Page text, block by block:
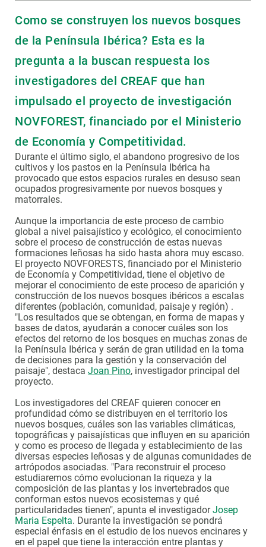
Como se construyen los nuevos bosques
de la Península Ibérica? Esta es la
pregunta a la buscan respuesta los
investigadores del CREAF que han
impulsado el proyecto de investigación
NOVFOREST, financiado por el Ministerio
de Economía y Competitividad.
Durante el último siglo, el abandono progresivo de los
cultivos y los pastos en la Península Ibérica ha
provocado que estos espacios rurales en desuso sean
ocupados progresivamente por nuevos bosques y
matorrales.
Aunque la importancia de este proceso de cambio
global a nivel paisajístico y ecológico, el conocimiento
sobre el proceso de construcción de estas nuevas
formaciones leñosas ha sido hasta ahora muy escaso.
El proyecto NOVFORESTS, financiado por el Ministerio
de Economía y Competitividad, tiene el objetivo de
mejorar el conocimiento de este proceso de aparición y
construcción de los nuevos bosques ibéricos a escalas
diferentes (población, comunidad, paisaje y región) .
"Los resultados que se obtengan, en forma de mapas y
bases de datos, ayudarán a conocer cuáles son los
efectos del retorno de los bosques en muchas zonas de
la Península Ibérica y serán de gran utilidad en la toma
de decisiones para la gestión y la conservación del
paisaje", destaca Joan Pino, investigador principal del
proyecto.
Los investigadores del CREAF quieren conocer en
profundidad cómo se distribuyen en el territorio los
nuevos bosques, cuáles son las variables climáticas,
topográficas y paisajísticas que influyen en su aparición
y como es proceso de llegada y establecimiento de las
diversas especies leñosas y de algunas comunidades de
artrópodos asociadas. "Para reconstruir el proceso
estudiaremos cómo evolucionan la riqueza y la
composición de las plantas y los invertebrados que
conforman estos nuevos ecosistemas y qué
particularidades tienen", apunta el investigadorJosep
Maria Espelta. Durante la investigación se pondrá
especial énfasis en el estudio de los nuevos encinares y
en el papel que tiene la interacción entre plantas y